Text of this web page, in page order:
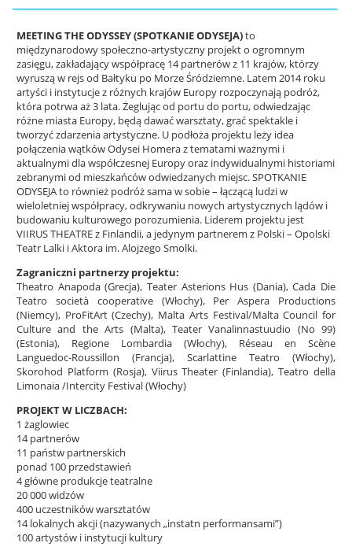
MEETING THE ODYSSEY (SPOTKANIE ODYSEJA)to
międzynarodowy społeczno-artystyczny projekt o ogromnym
zasięgu, zakładający współpracę 14 partnerów z 11 krajów, którzy
wyruszą w rejs od Bałtyku po Morze Śródziemne. Latem 2014 roku
artyści i instytucje z różnych krajów Europy rozpoczynają podróż,
która potrwa aż 3 lata. Żeglując od portu do portu, odwiedzając
różne miasta Europy, będą dawać warsztaty, grać spektakle i
tworzyć zdarzenia artystyczne. U podłoża projektu leży idea
połączenia wątków Odysei Homera z tematami ważnymi i
aktualnymi dla współczesnej Europy oraz indywidualnymi historiami
zebranymi od mieszkańców odwiedzanych miejsc. SPOTKANIE
ODYSEJA to również podróż sama w sobie – łączącą ludzi w
wieloletniej współpracy, odkrywaniu nowych artystycznych lądów i
budowaniu kulturowego porozumienia. Liderem projektu jest
VIIRUS THEATRE z Finlandii, a jedynym partnerem z Polski – Opolski
Teatr Lalki i Aktora im. Alojzego Smolki.
Zagraniczni partnerzy projektu:
Theatro Anapoda (Grecja), Teater Asterions Hus (Dania), Cada Die
Teatro società cooperative (Włochy), Per Aspera Productions
(Niemcy), ProFitArt (Czechy), Malta Arts Festival/Malta Council for
Culture and the Arts (Malta), Teater Vanalinnastuudio (No 99)
(Estonia), Regione Lombardia (Włochy), Réseau en Scène
Languedoc-Roussillon (Francja), Scarlattine Teatro (Włochy),
Skorohod Platform (Rosja), Viirus Theater (Finlandia), Teatro della
Limonaia /Intercity Festival (Włochy)
PROJEKT W LICZBACH:
1 żaglowiec
14 partnerów
11 państw partnerskich
ponad 100 przedstawień
4 główne produkcje teatralne
20 000 widzów
400 uczestników warsztatów
14 lokalnych akcji (nazywanych „instatn performansami”)
100 artystów i instytucji kultury